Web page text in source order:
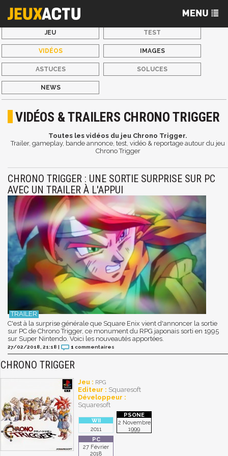
JEU TEST
VIDÉOS IMAGES
ASTUCES SOLUCES
NEWS
VIDÉOS & TRAILERS CHRONO TRIGGER
Toutes les vidéos du jeu Chrono Trigger.
Trailer, gameplay, bande annonce, test, vidéo & reportage autour du jeu
Chrono Trigger
CHRONO TRIGGER : UNE SORTIE SURPRISE SUR PC
AVEC UN TRAILER À L'APPUI
C'est à la surprise générale que Square Enix vient d'annoncer la sortie
sur PC de Chrono Trigger, ce monument du RPG japonais sorti en 1995
sur Super Nintendo. Voici les nouveautés apportées.
27/02/2018, 21:18 | 1 commentaires
CHRONO TRIGGER
Jeu : RPG
Editeur : Squaresoft
Développeur :
Squaresoft
2011
2 Novembre
1999
27 Février
2018